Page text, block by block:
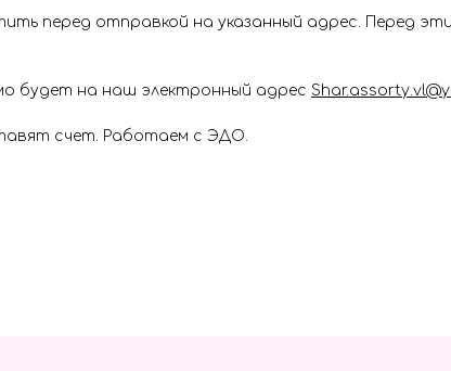
перед отправкой на указанный адрес. Перед
будет на наш электронный адрес
счет. Работаем с ЭДО.